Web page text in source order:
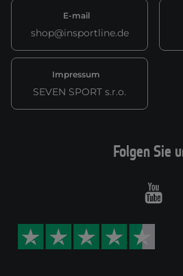
E-mail
shop@insportline.de
Impressum
SEVEN SPORT s.r.o.
Folgen Sie